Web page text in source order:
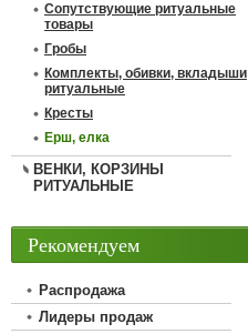
Сопутствующие ритуальные
товары
Гробы
Комплекты, обивки, вкладыши
ритуальные
Кресты
Ерш, елка
ВЕНКИ, КОРЗИНЫ
РИТУАЛЬНЫЕ
Рекомендуем
Распродажа
Лидеры продаж